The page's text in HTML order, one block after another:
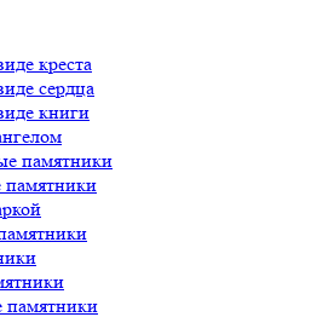
креста
сердца
книги
памятники
памятники
памятники